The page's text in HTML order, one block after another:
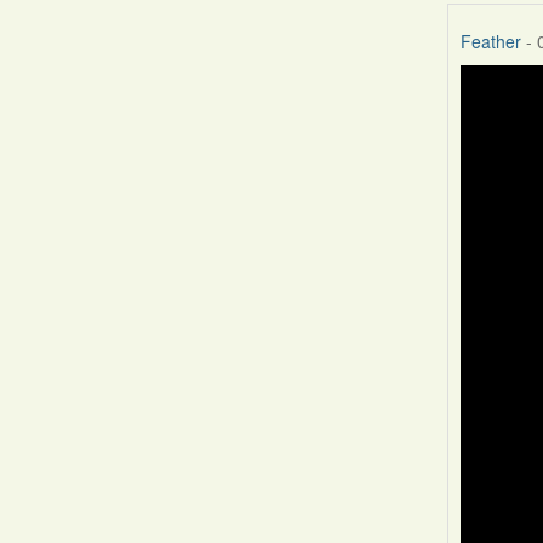
Feather -